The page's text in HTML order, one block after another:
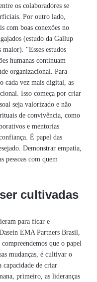
os colaboradores se
Por outro lado,
com boas conexões no
(estudo da Gallup
maior). "Esses estudos
humanas continuam
organizacional. Para
cada vez mais digital, as
Isso começa por criar
seja valorizado e não
de convivência, como
e mentorias
É papel das
Demonstrar empatia,
pessoas com quem
cultivadas
para ficar e
EMA Partners Brasil,
que o papel
mudanças, é cultivar o
capacidade de criar
primeiro, as lideranças